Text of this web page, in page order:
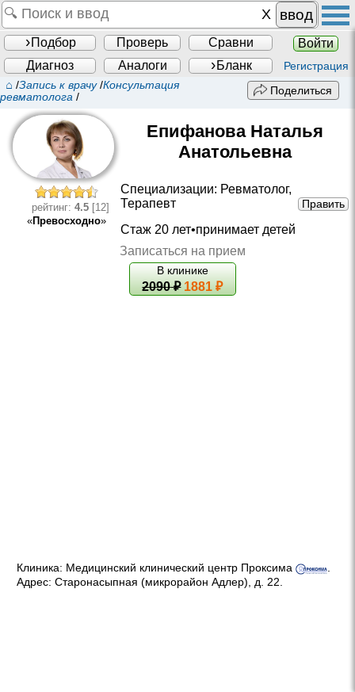
ввод
Подбор Проверь Сравни
Войти
Диагноз
Аналоги Бланк Регистрация
⌂ /Запись к врачу/Консультация
ревматолога /
Поделиться
рейтинг: 4.5 [12]
«Превосходно»
Епифанова Наталья
Анатольевна
Специализации: Ревматолог,
Терапевт
Править
Стаж 20 лет•принимает детей
Записаться на прием
В клинике
2090 ₽ 1881 ₽
Клиника: Медицинский клинический центр Проксима
.
Адрес: Старонасыпная (микрорайон Адлер), д. 22.